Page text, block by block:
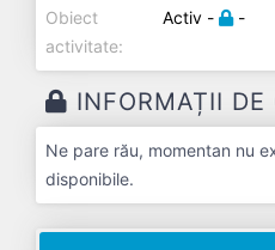
Obiect
activitate:
Activ - -
INFORMAȚII DE
Ne pare rău, momentan nu
disponibile.